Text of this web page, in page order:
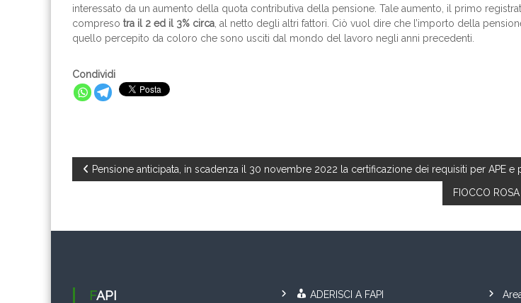
interessato da un aumento della quota contributiva della pensione. Tale aumento, il primo
compreso tra il 2 ed il 3% circa , al netto degli altri fattori. Ciò vuol dire che l’importo della
quello percepito da coloro che sono usciti dal mondo del lavoro negli anni precedenti.
Condividi
N
v
Pensione anticipata, in scadenza il 30 novembre 2022 la certificazione dei requisiti per APE e
FIOCCO
FAPI ADERISCI A FAPI